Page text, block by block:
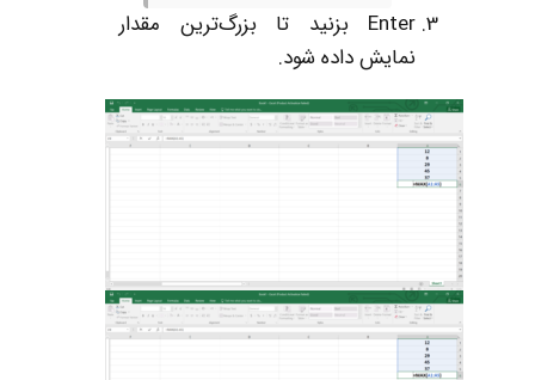
Enter بزنید تا بزرگ‌ترین مقدار
نمایش داده شود.